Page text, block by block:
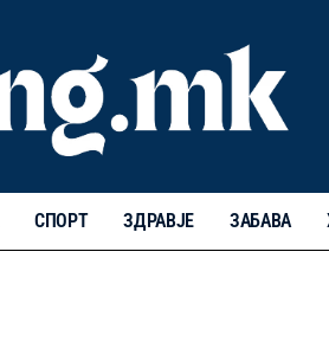
СПОРТ ЗДРАВЈЕ ЗАБАВА